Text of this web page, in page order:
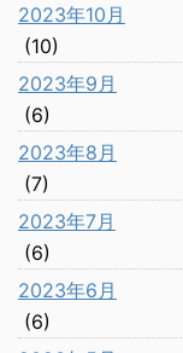
2023年10月
(10)
2023年9月
(6)
2023年8月
(7)
2023年7月
(6)
2023年6月
(6)